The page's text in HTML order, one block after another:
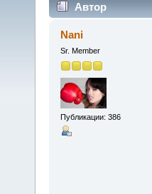
Автор
Nani
Sr. Member
Публикации: 386